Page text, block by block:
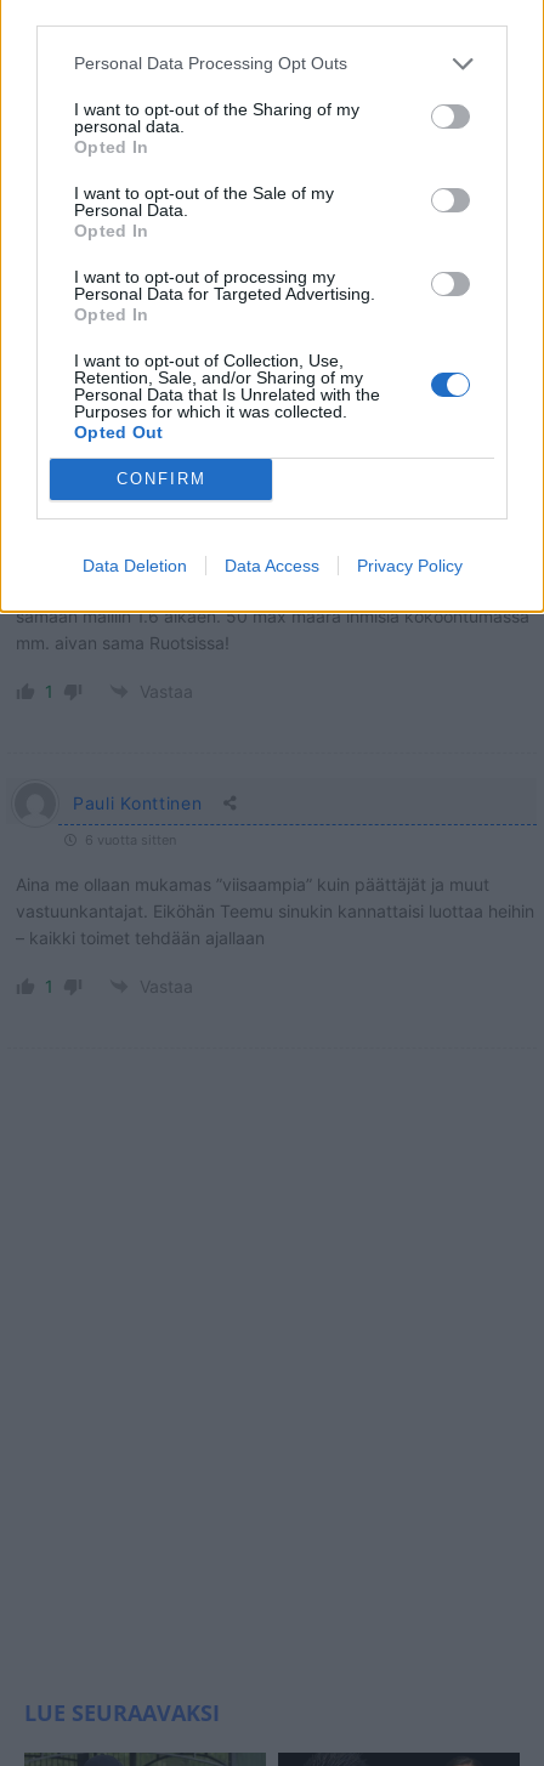
Personal Data Processing Opt Outs
I want to opt-out of the Sharing of my
personal data.
Opted In
I want to opt-out of the Sale of my
Personal Data.
Opted In
I want to opt-out of processing my
Personal Data for Targeted Advertising.
Opted In
I want to opt-out of Collection, Use,
Retention, Sale, and/or Sharing of my
Personal Data that Is Unrelated with the
Purposes for which it was collected.
Opted Out
CONFIRM
Data Deletion Data Access Privacy Policy
4 vuotta sitten
Huolehtis tuokin vaikka pankkitilinsä saldosta.Mitä puuttuu
näköjään jatkuvasti johonkin suomi aiheiseen.Ei kiitos.
Vastaa
6 vuotta sitten
Ei tauti Suomessa ”jyllää”. Selänteen pitäisi huolehtia nyt
Kaliforniasta, Amerikassa kun on ne 110,000 kuollutta. Täällä
väkilukuun suhteutettuna moninkertaisesti vähempi. Suomessa
sosiaalisesti eristäytynyt kansa, joten on aivan selvä että täällä
samaan malliin 1.6 alkaen. 50 max määrä ihmisiä kokoontumassa
mm. aivan sama Ruotsissa!
1 Vastaa
Pauli Konttinen
6 vuotta sitten
Aina me ollaan mukamas ”viisaampia” kuin päättäjät ja muut
vastuunkantajat. Eiköhän Teemu sinukin kannattaisi luottaa heihin
– kaikki toimet tehdään ajallaan
1 Vastaa
LUE SEURAAVAKSI